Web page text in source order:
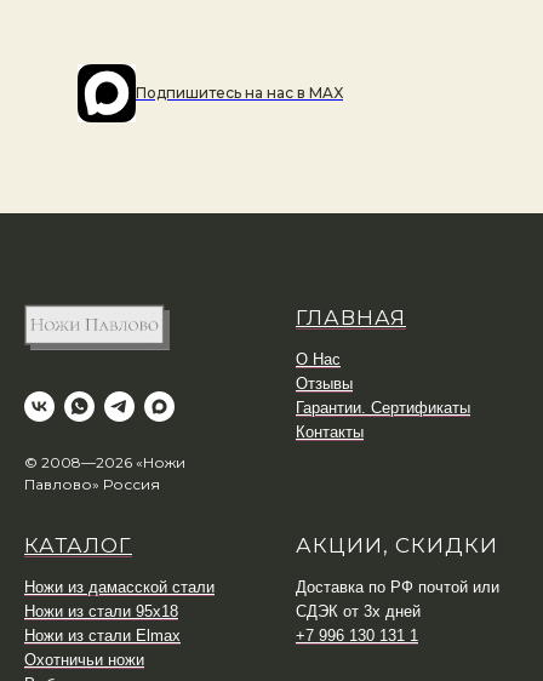
Подпишитесь на наc в MAX
© 2008—2026 «Ножи
Павлово» Россия
ГЛАВНАЯ
О Нас
Отзывы
Гарантии. Сертификаты
Контакты
КАТАЛОГ
Ножи из дамасской стали
Ножи из стали 95х18
Ножи из стали Elmax
Охотничьи ножи
АКЦИИ, СКИДКИ
Доставка по РФ почтой или
СДЭК от 3х дней
+7 996 130 131 1